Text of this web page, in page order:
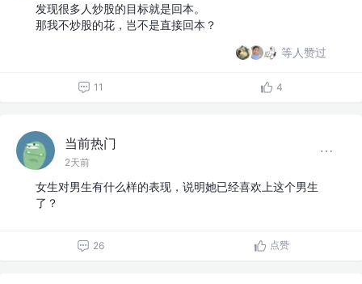
发现很多人炒股的目标就是回本。
那我不炒股的花，岂不是直接回本？
等人赞过
11 4
当前热门
2天前
女生对男生有什么样的表现，说明她已经喜欢上这个男生
了？
26 点赞